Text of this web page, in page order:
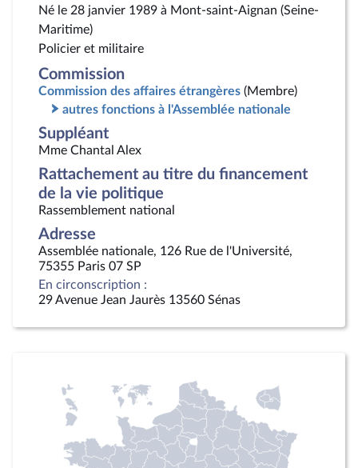
Né le 28 janvier 1989 à Mont-saint-Aignan (Seine-
Maritime)
Policier et militaire
Commission
Commission des affaires étrangères (Membre)
autres fonctions à l'Assemblée nationale
Suppléant
Mme Chantal Alex
Rattachement au titre du financement
de la vie politique
Rassemblement national
Adresse
Assemblée nationale, 126 Rue de l'Université,
75355 Paris 07 SP
En circonscription :
29 Avenue Jean Jaurès 13560 Sénas